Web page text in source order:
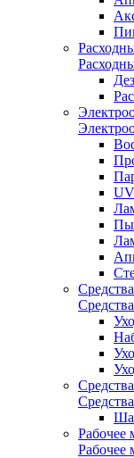
Рабочее
Рабочее